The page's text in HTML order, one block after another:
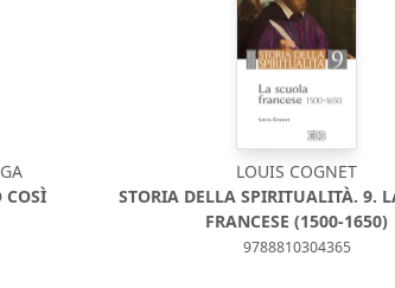
COSÌ
LOUIS COGNET
STORIA DELLA SPIRITUALITÀ. 9.
FRANCESE (1500-1650)
9788810304365